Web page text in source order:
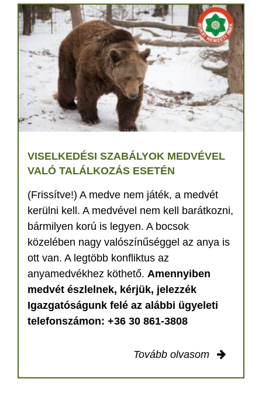
VISELKEDÉSI SZABÁLYOK MEDVÉVEL
VALÓ TALÁLKOZÁS ESETÉN
(Frissítve!) A medve nem játék, a medvét
kerülni kell. A medvével nem kell barátkozni,
bármilyen korú is legyen. A bocsok
közelében nagy valószínűséggel az anya is
ott van. A legtöbb konfliktus az
anyamedvékhez köthető. Amennyiben
medvét észlelnek, kérjük, jelezzék
Igazgatóságunk felé az alábbi ügyeleti
telefonszámon: +36 30 861-3808
Tovább olvasom